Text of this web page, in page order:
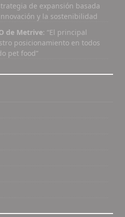
de expansión basada
y la sostenibilidad
de Metrive: “El principal
posicionamiento en todos
pet food”